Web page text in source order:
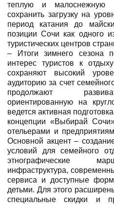
теплую и малоснежную
сохранить загрузку на
период катания до
позиции Сочи как одного
туристических центров
– Итоги зимнего сезона
интерес туристов к
сохраняют высокий
аудиторию за счет
продолжают
ориентированную на
ведется активная
концепции «Выбирай
отельерами и
Основной акцент –
условий для семейного
этнографические
инфраструктура,
сервиса и доступные
детьми. Для этого
специальные скидки и